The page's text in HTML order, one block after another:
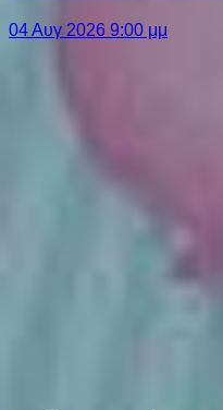
04 Αυγ 2026 9:00 μμ